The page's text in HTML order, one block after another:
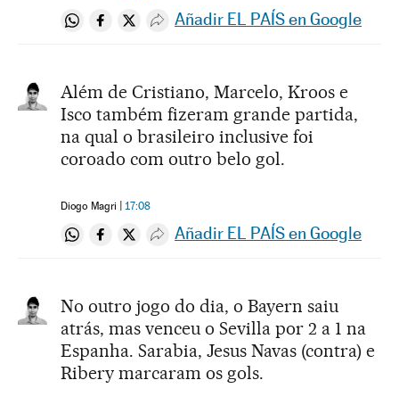
Compartir en Whatsapp
Compartir en Facebook
Compartir en Twitter
Desplegar Redes Sociales
Añadir EL PAÍS en Google
Além de Cristiano, Marcelo, Kroos e
Isco também fizeram grande partida,
na qual o brasileiro inclusive foi
coroado com outro belo gol.
Diogo Magri 17:08
Compartir en Whatsapp
Compartir en Facebook
Compartir en Twitter
Desplegar Redes Sociales
Añadir EL PAÍS en Google
No outro jogo do dia, o Bayern saiu
atrás, mas venceu o Sevilla por 2 a 1 na
Espanha. Sarabia, Jesus Navas (contra) e
Ribery marcaram os gols.